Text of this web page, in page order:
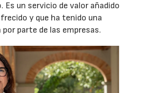
Es un servicio de valor añadido
y que ha tenido una
por parte de las empresas.